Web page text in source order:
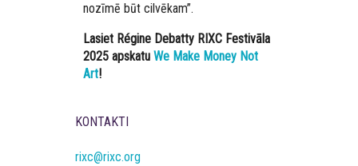
nozīmē būt cilvēkam”.
Lasiet Régine Debatty RIXC Festivāla
2025 apskatu We Make Money Not
Art!
KONTAKTI
rixc@rixc.org